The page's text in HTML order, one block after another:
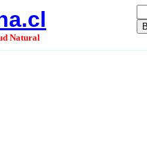
Natural